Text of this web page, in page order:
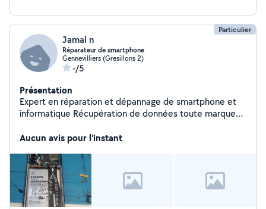
Particulier
Jamal n
Réparateur de smartphone
Gennevilliers (Gresillons 2)
-/5
Présentation
Expert en réparation et dépannage de smartphone et
informatique Récupération de données toute marque
au bureau
Aucun avis pour l'instant